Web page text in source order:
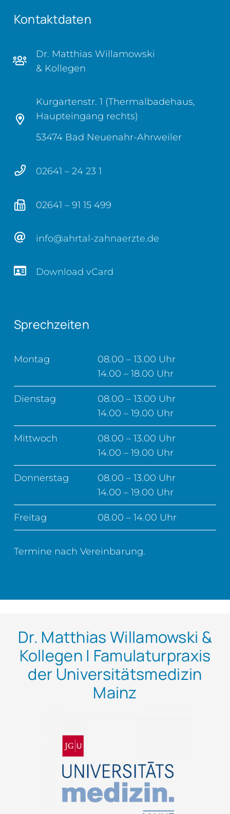
Kontaktdaten
Dr. Matthias Willamowski
& Kollegen
Kurgartenstr. 1 (Thermalbadehaus,
Haupteingang rechts)
53474 Bad Neuenahr-Ahrweiler
02641 – 24 23 1
02641 – 91 15 499
info@ahrtal-zahnaerzte.de
Download vCard
Sprechzeiten
Montag
08.00 – 13.00 Uhr
14.00 – 18.00 Uhr
Dienstag
08.00 – 13.00 Uhr
14.00 – 19.00 Uhr
Mittwoch
08.00 – 13.00 Uhr
14.00 – 19.00 Uhr
Donnerstag
08.00 – 13.00 Uhr
14.00 – 19.00 Uhr
Freitag 08.00 – 14.00 Uhr
Termine nach Vereinbarung.
Dr. Matthias Willamowski &
Kollegen | Famulaturpraxis
der Universitätsmedizin
Mainz